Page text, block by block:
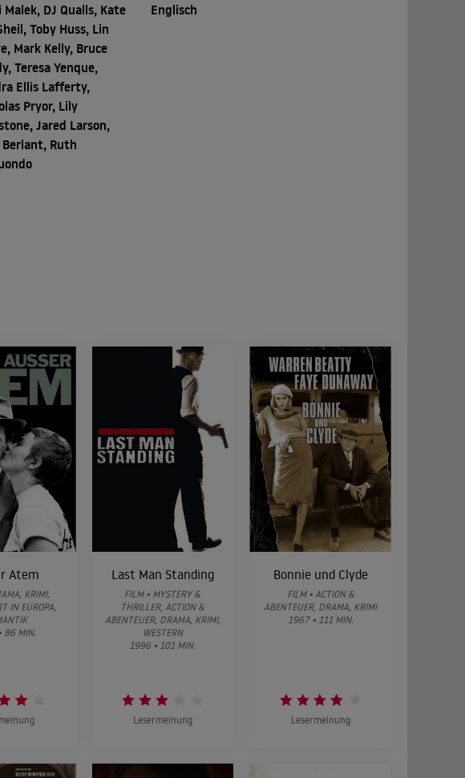
Malek, DJ Qualls, Kate
Toby Huss, Lin
Mark Kelly, Bruce
Teresa Yenque,
Ellis Lafferty,
Pryor, Lily
Jared Larson,
Ruth
Englisch
Atem
KRIMI,
IN EUROPA,
86 MIN.
Last Man Standing
FILM • MYSTERY &
THRILLER, ACTION &
ABENTEUER, DRAMA, KRIMI,
WESTERN
1996 • 101 MIN.
Lesermeinung
Bonnie und Clyde
FILM • ACTION &
ABENTEUER, DRAMA, KRIMI
1967 • 111 MIN.
Lesermeinung